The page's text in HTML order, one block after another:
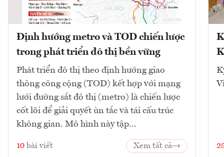
Định hướng metro và TOD chiến lược
trong phát triển đô thị bền vững
Phát triển đô thị theo định hướng giao
thông công cộng (TOD) kết hợp với mạng
lưới đường sắt đô thị (metro) là chiến lược
cốt lõi để giải quyết ùn tắc và tái cấu trúc
không gian. Mô hình này tập...
10 bài viết Xem tất cả